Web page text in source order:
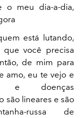
o meu dia-a-dia,
está lutando,
que você precisa
de mim para
amo, eu te vejo e
e doenças
são lineares e são
russa de